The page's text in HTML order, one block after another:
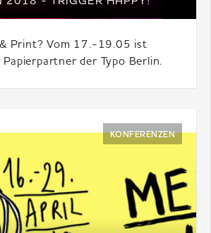
& Print? Vom 17.-19.05 ist
Papierpartner der Typo Berlin.
KONFERENZEN